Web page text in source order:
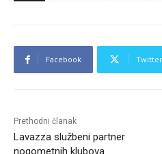
Facebook Twitter
Prethodni članak
Lavazza službeni partner
nogometnih klubova